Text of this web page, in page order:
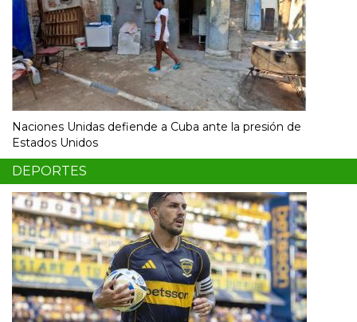
Naciones Unidas defiende a Cuba ante la presión de
Estados Unidos
DEPORTES